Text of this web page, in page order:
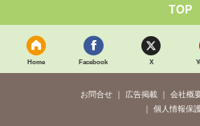
TOP
Home Facebook X
お問合せ 広告掲載 会社概
個人情報保